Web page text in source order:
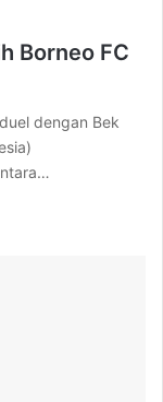
Borneo FC
dengan Bek